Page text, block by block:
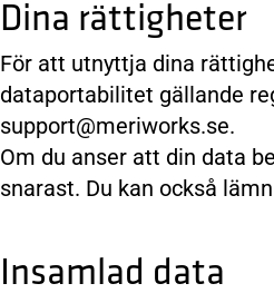
Dina rättigheter
För att utnyttja dina
dataportabilitet gällande
support@meriworks.se.
Om du anser att din data
snarast. Du kan också
Insamlad data